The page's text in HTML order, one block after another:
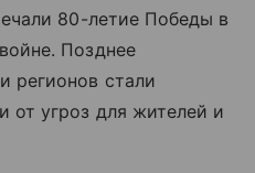
80-летие Победы в
Позднее
регионов стали
от угроз для жителей и